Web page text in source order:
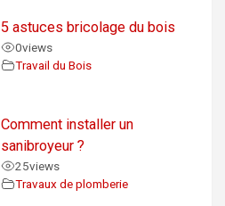
5 astuces bricolage du bois
0views
Travail du Bois
Comment installer un
sanibroyeur ?
25views
Travaux de plomberie